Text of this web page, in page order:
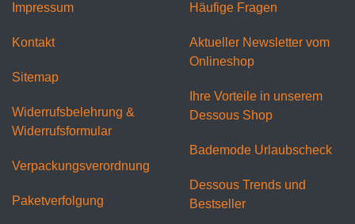
Impressum
Kontakt
Sitemap
Widerrufsbelehrung &
Widerrufsformular
Verpackungsverordnung
Paketverfolgung
Häufige Fragen
Aktueller Newsletter vom
Onlineshop
Ihre Vorteile in unserem
Dessous Shop
Bademode Urlaubscheck
Dessous Trends und
Bestseller